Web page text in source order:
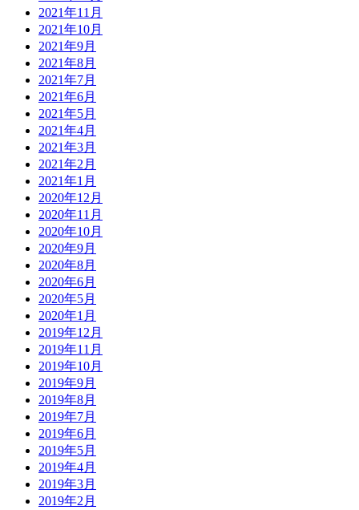
2021年11月
2021年10月
2021年9月
2021年8月
2021年7月
2021年6月
2021年5月
2021年4月
2021年3月
2021年2月
2021年1月
2020年12月
2020年11月
2020年10月
2020年9月
2020年8月
2020年6月
2020年5月
2020年1月
2019年12月
2019年11月
2019年10月
2019年9月
2019年8月
2019年7月
2019年6月
2019年5月
2019年4月
2019年3月
2019年2月